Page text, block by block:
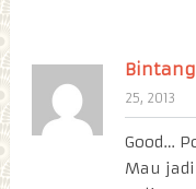
25, 2013
Good…
Mau